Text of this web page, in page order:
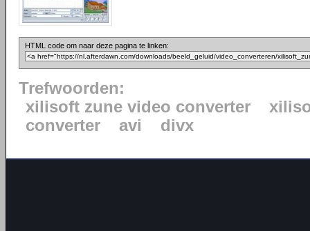
HTML code om naar deze pagina te linken:
Trefwoorden:
xilisoft zune video converter
converter
avi divx